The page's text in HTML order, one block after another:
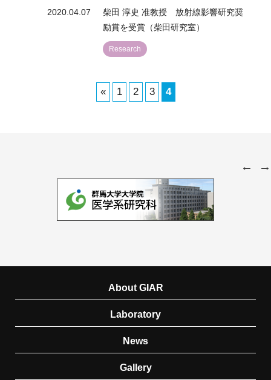
2020.04.07
柴田 淳史 准教授 放射線影響研究奨
励賞を受賞（柴田研究室）
Research
« 1 2 3 4
About GIAR
Laboratory
News
Gallery